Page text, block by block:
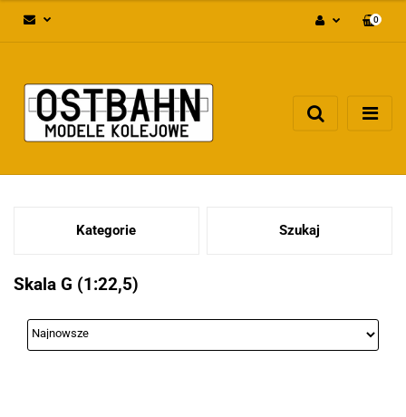
Dodaj zgłoszenie
0
Kategorie Szukaj
Skala G (1:22,5)